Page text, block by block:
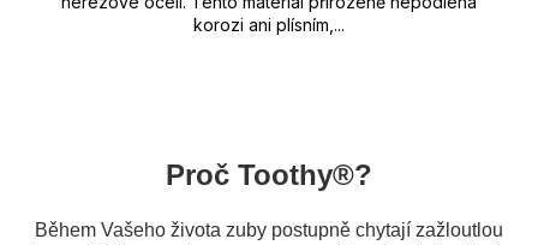
korozi ani plísním,...
Proč Toothy®️?
Během Vašeho života zuby postupně chytají zažloutlou